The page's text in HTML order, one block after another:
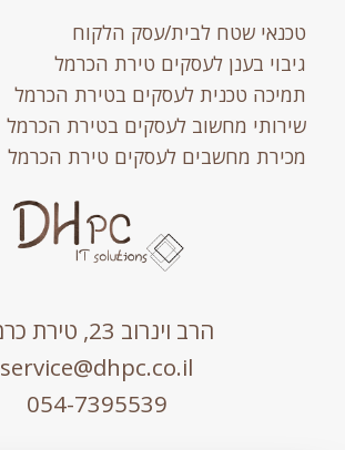
טכנאי שטח לבית/עסק הלקוח
גיבוי בענן לעסקים טירת הכרמל
תמיכה טכנית לעסקים בטירת הכרמל
שירותי מחשוב לעסקים בטירת הכרמל
מכירת מחשבים לעסקים טירת הכרמל
הרב וינרוב 23, טירת כרמל
service@dhpc.co.il
054-7395539